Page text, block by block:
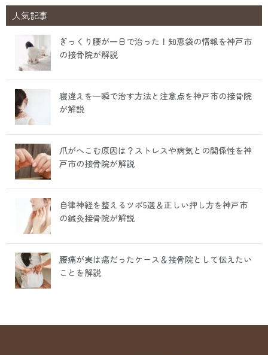
人気記事
ぎっくり腰が一日で治った！知恵袋の情報を神戸市
の接骨院が解説
寝違えを一瞬で治す方法と注意点を神戸市の接骨院
が解説
爪がへこむ原因は？ストレスや病気との関係性を神
戸市の接骨院が解説
自律神経を整えるツボ5選＆正しい押し方を神戸市
の鍼灸接骨院が解説
腰痛が実は癌だったケース＆接骨院として伝えたい
ことを解説